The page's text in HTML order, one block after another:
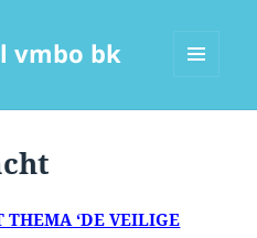
vmbo bk
THEMA ‘DE VEILIGE